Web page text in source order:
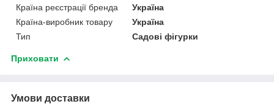
Країна реєстрації бренда
Україна
Країна-виробник товару
Україна
Тип
Садові фігурки
Приховати
Умови доставки